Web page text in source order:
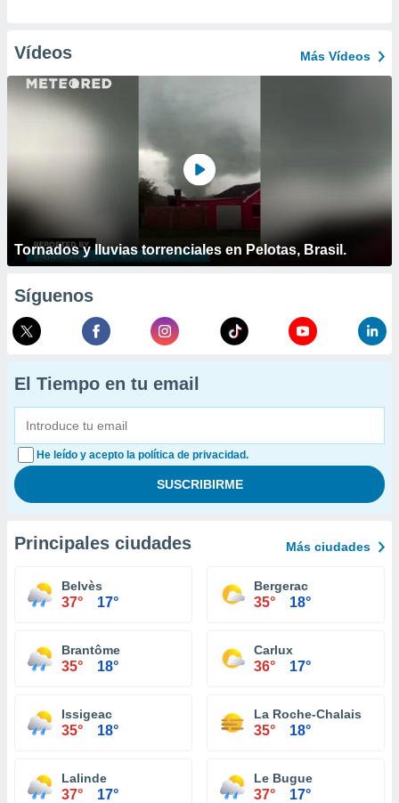
Vídeos Más Vídeos
Tornados y lluvias torrenciales en Pelotas, Brasil.
Síguenos
El Tiempo en tu email
He leído y acepto la política de privacidad.
Principales ciudades Más ciudades
Belvès
37° 17°
Bergerac
35° 18°
Brantôme
35° 18°
Carlux
36° 17°
Issigeac
35° 18°
La Roche-Chalais
35° 18°
Lalinde
37° 17°
Le Bugue
37° 17°